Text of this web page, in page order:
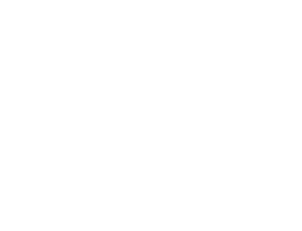
éviter
jours.